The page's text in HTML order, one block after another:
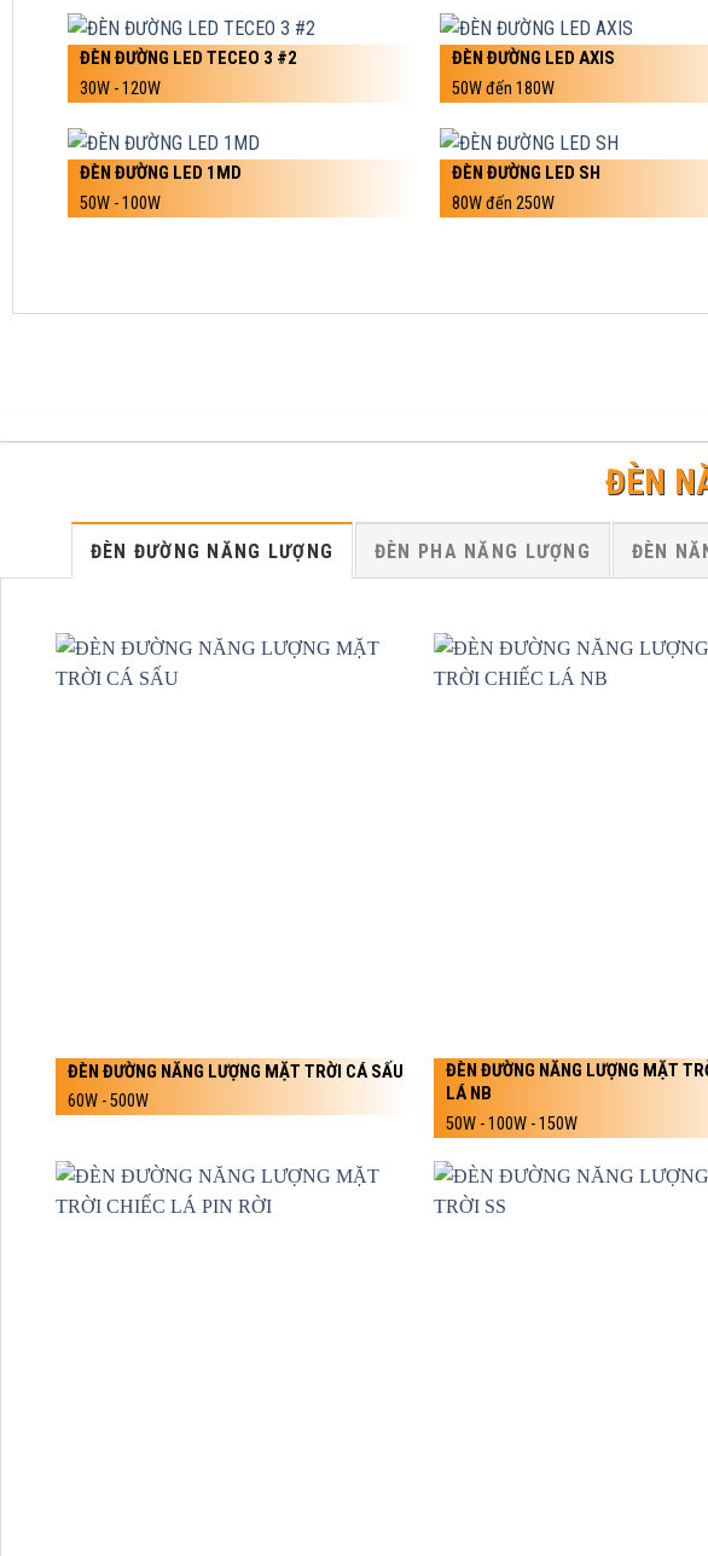
ĐÈN ĐƯỜNG LED TECEO 3 #2
30W - 120W
ĐÈN ĐƯỜNG LED AXIS
50W đến 180W
ĐÈN ĐƯỜNG LED 1MD
50W - 100W
ĐÈN ĐƯỜNG LED SH
80W đến 250W
ĐÈN
ĐÈN ĐƯỜNG NĂNG LƯỢNG ĐÈN PHA NĂNG LƯỢNG ĐÈN
ĐÈN ĐƯỜNG NĂNG LƯỢNG MẶT TRỜI CÁ SẤU
60W - 500W
ĐÈN ĐƯỜNG NĂNG LƯỢNG MẶT
LÁ NB
50W - 100W - 150W